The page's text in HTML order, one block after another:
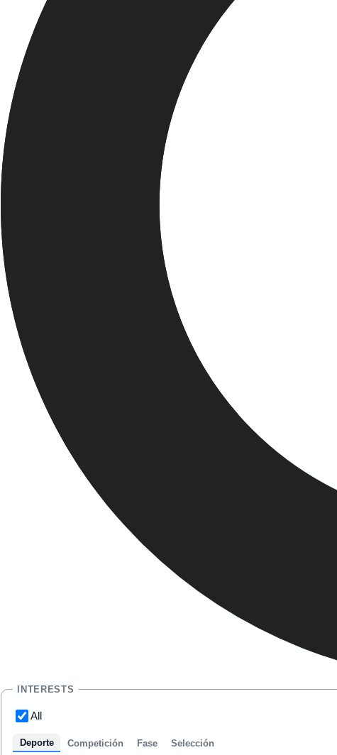
INTERESTS
All
Deporte Competición Fase Selección